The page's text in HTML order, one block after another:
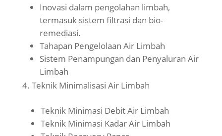
Inovasi dalam pengolahan limbah,
termasuk sistem filtrasi dan bio-
remediasi.
Tahapan Pengelolaan Air Limbah
Sistem Penampungan dan Penyaluran Air
Limbah
Teknik Minimalisasi Air Limbah
Teknik Minimasi Debit Air Limbah
Teknik Minimasi Kadar Air Limbah